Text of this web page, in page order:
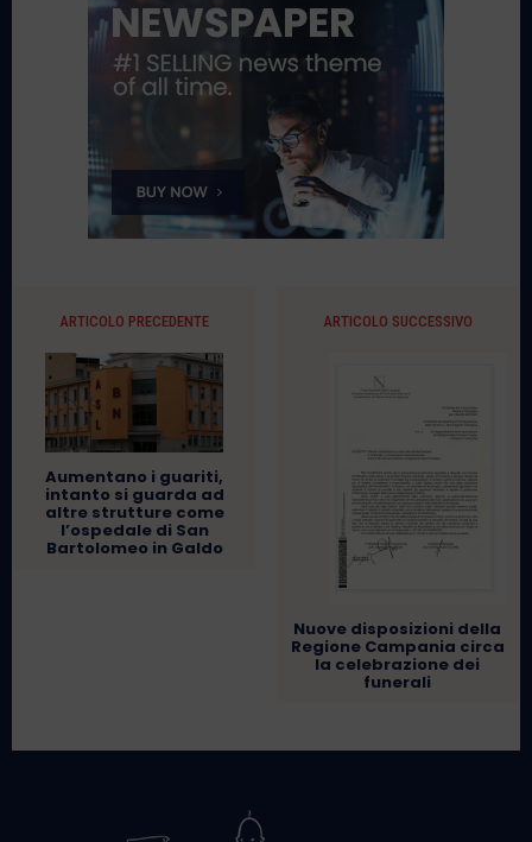
ARTICOLO PRECEDENTE
Aumentano i guariti,
intanto si guarda ad
altre strutture come
l’ospedale di San
Bartolomeo in Galdo
ARTICOLO SUCCESSIVO
Nuove disposizioni della
Regione Campania circa
la celebrazione dei
funerali